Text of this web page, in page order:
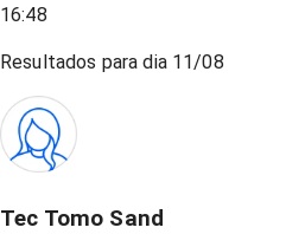
16:48
Resultados para dia 11/08
Tec Tomo Sand